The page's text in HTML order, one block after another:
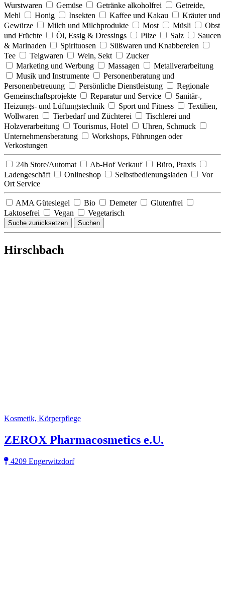
Wurstwaren
Gemüse Getränke alkoholfrei
Getreide,
Mehl
Honig Insekten Kaffee und Kakau
Kräuter und
Gewürze
Milch und Milchprodukte Most Müsli
Obst
und Früchte
Öl, Essig & Dressings Pilze Salz
Saucen
& Marinaden
Spirituosen
Süßwaren und Knabbereien
Tee
Teigwaren Wein, Sekt
Zucker
Marketing und Werbung
Massagen
Metallverarbeitung
Musik und Instrumente
Personenberatung und
Personenbetreuung
Persönliche Dienstleistung
Regionale
Gemeinschaftsprojekte
Reparatur und Service
Sanitär-,
Heizungs- und Lüftungstechnik
Sport und Fitness
Textilien,
Wollwaren
Tierbedarf und Züchterei
Tischlerei und
Holzverarbeitung
Tourismus, Hotel
Uhren, Schmuck
Unternehmensberatung
Workshops, Führungen oder
Verkostungen
24h Store/Automat Ab-Hof Verkauf
Büro, Praxis
Ladengeschäft
Onlineshop Selbstbedienungsladen
Vor
Ort Service
AMA Gütesiegel Bio Demeter
Glutenfrei
Laktosefrei
Vegan Vegetarisch
Suche zurücksetzen Suchen
Hirschbach
Kosmetik, Körperpflege
ZEROX Pharmacosmetics e.U.
4209 Engerwitzdorf